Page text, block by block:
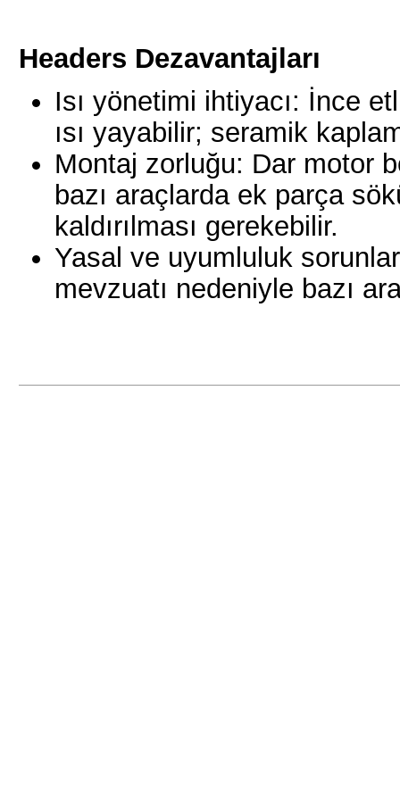
Headers Dezavantajları
Isı yönetimi ihtiyacı: İnce
ısı yayabilir; seramik
Montaj zorluğu: Dar motor
bazı araçlarda ek parça
kaldırılması gerekebilir.
Yasal ve uyumluluk
mevzuatı nedeniyle bazı